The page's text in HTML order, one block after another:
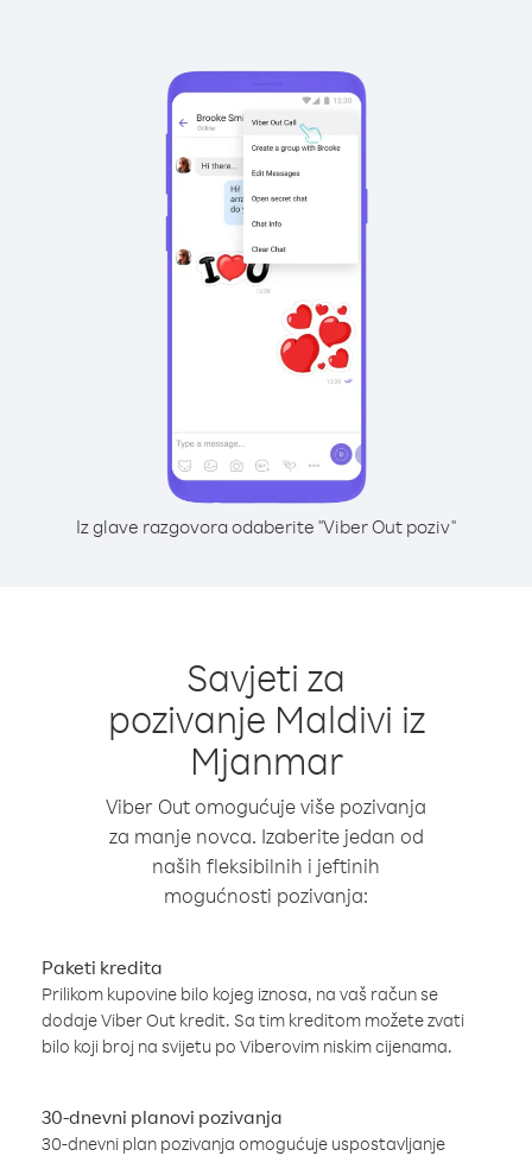
Iz glave razgovora odaberite "Viber Out poziv"
Savjeti za
pozivanje Maldivi iz
Mjanmar
Viber Out omogućuje više pozivanja
za manje novca. Izaberite jedan od
naših fleksibilnih i jeftinih
mogućnosti pozivanja:
Paketi kredita
Prilikom kupovine bilo kojeg iznosa, na vaš račun se
dodaje Viber Out kredit. Sa tim kreditom možete zvati
bilo koji broj na svijetu po Viberovim niskim cijenama.
30-dnevni planovi pozivanja
30-dnevni plan pozivanja omogućuje uspostavljanje